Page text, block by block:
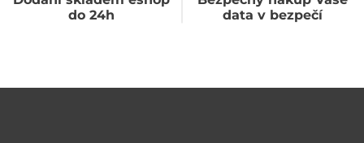
do 24h
data v bezpečí